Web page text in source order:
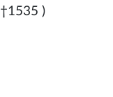
†1535 )